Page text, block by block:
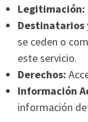
Legitimación:
Destinatarios
se ceden o
este servicio.
Derechos:
Información
información